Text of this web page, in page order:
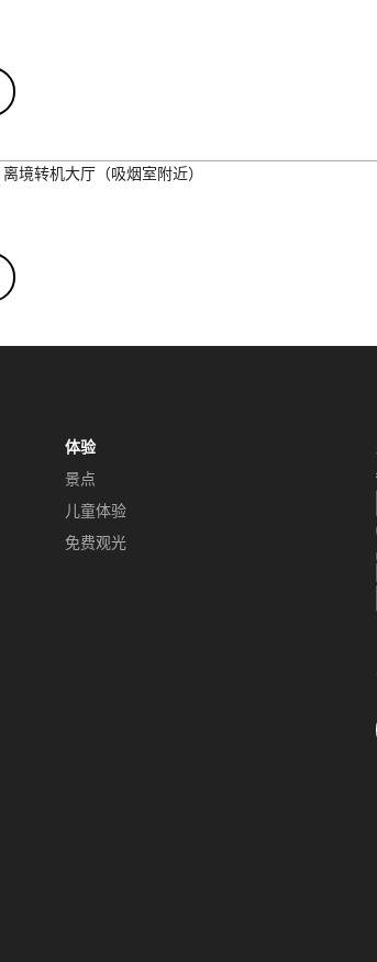
离境转机大厅（吸烟室附近）
体验
景点
儿童体验
免费观光